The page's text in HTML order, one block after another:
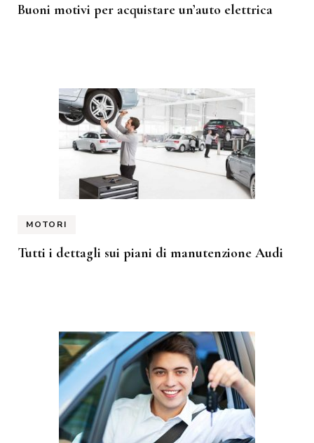
Buoni motivi per acquistare un’auto elettrica
MOTORI
Tutti i dettagli sui piani di manutenzione Audi